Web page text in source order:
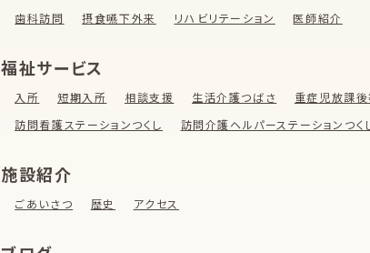
歯科訪問
摂食嚥下外来 リハビリテーション 医師紹介
福祉サービス
入所 短期入所 相談支援 生活介護つばさ 重症児放課後
訪問看護ステーションつくし
訪問介護ヘルパーステーションつく
施設紹介
ごあいさつ 歴史 アクセス